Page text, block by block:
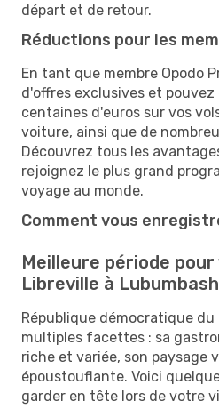
départ et de retour.
Réductions pour les
En tant que membre Opodo
d'offres exclusives et pouvez
centaines d'euros sur vos
voiture, ainsi que de
Découvrez tous les
rejoignez le plus grand
voyage au monde.
Comment vous
Meilleure période
Libreville à
République démocratique
multiples facettes : sa
riche et variée, son paysage
époustouflante. Voici
garder en tête lors de votre